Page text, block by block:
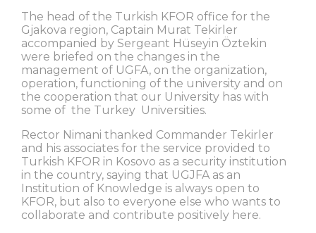
The head of the Turkish KFOR office for the
Gjakova region, Captain Murat Tekirler
accompanied by Sergeant Hüseyin Öztekin
were briefed on the changes in the
management of UGFA, on the organization,
operation, functioning of the university and on
the cooperation that our University has with
some of the Turkey Universities.
Rector Nimani thanked Commander Tekirler
and his associates for the service provided to
Turkish KFOR in Kosovo as a security institution
in the country, saying that UGJFA as an
Institution of Knowledge is always open to
KFOR, but also to everyone else who wants to
collaborate and contribute positively here.